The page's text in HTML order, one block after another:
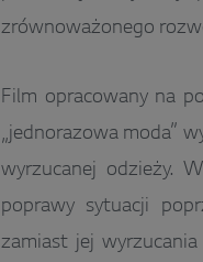
zrównoważonego
Film opracowany na
„jednorazowa moda”
wyrzucanej odzieży.
poprawy sytuacji
zamiast jej wyrzucania